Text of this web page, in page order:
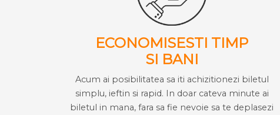
ECONOMISESTI TIMP
SI BANI
Acum ai posibilitatea sa iti achizitionezi biletul
simplu, ieftin si rapid. In doar cateva minute ai
biletul in mana, fara sa fie nevoie sa te deplasezi